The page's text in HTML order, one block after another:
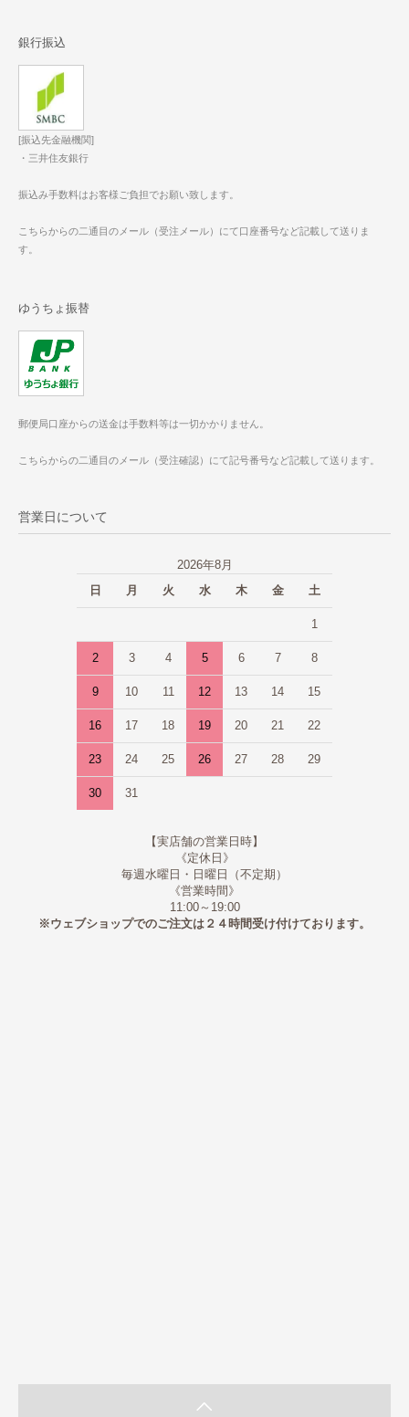
銀行振込
[振込先金融機関]
・三井住友銀行
振込み手数料はお客様ご負担でお願い致します。
こちらからの二通目のメール（受注メール）にて口座番号など記載して送りま
す。
ゆうちょ振替
郵便局口座からの送金は手数料等は一切かかりません。
こちらからの二通目のメール（受注確認）にて記号番号など記載して送ります。
営業日について
2026年8月
日
月 火 水 木 金 土
1
2 3 4 5 6 7 8
9 10 11 12 13 14 15
16 17 18 19 20 21 22
23 24 25 26 27 28 29
30 31
【実店舗の営業日時】
《定休日》
毎週水曜日・日曜日（不定期）
《営業時間》
11:00～19:00
※ウェブショップでのご注文は２４時間受け付けております。